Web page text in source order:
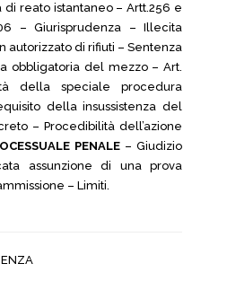
di reato istantaneo – Artt.256 e
– Giurisprudenza – Illecita
autorizzato di rifiuti – Sentenza
obbligatoria del mezzo – Art.
della speciale procedura
della insussistenza del
– Procedibilità dell’azione
PENALE– Giudizio
assunzione di una prova
– Limiti.